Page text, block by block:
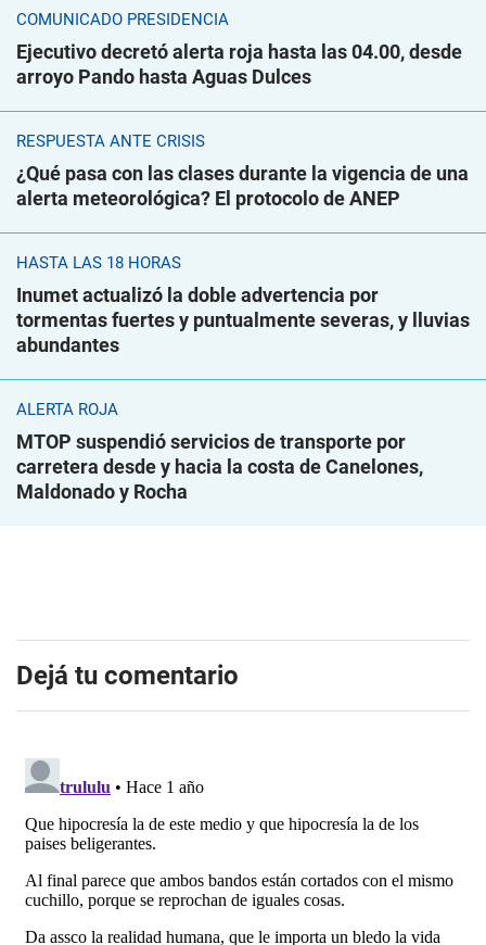
COMUNICADO PRESIDENCIA
Ejecutivo decretó alerta roja hasta las 04.00, desde
arroyo Pando hasta Aguas Dulces
RESPUESTA ANTE CRISIS
¿Qué pasa con las clases durante la vigencia de una
alerta meteorológica? El protocolo de ANEP
HASTA LAS 18 HORAS
Inumet actualizó la doble advertencia por
tormentas fuertes y puntualmente severas, y lluvias
abundantes
ALERTA ROJA
MTOP suspendió servicios de transporte por
carretera desde y hacia la costa de Canelones,
Maldonado y Rocha
Dejá tu comentario